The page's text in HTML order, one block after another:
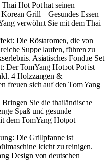
Hot Pot hat seinen
Grill – Gesundes Essen
verwöhnt Sie mit dem Thai
Die Röstaromen, die von
Suppe laufen, führen zu
Asiatisches Fondue Set
Der TomYang Hotpot Pot ist
4 Holzzangen &
freuen sich auf den Tom Yang
Sie die thailändische
Spaß und gesunde
dem TomYang Hotpot
Die Grillpfanne ist
leicht zu reinigen.
Design von deutschen